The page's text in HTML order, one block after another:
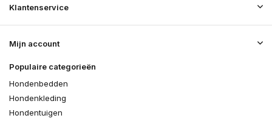
Klantenservice
Mijn account
Populaire categorieën
Hondenbedden
Hondenkleding
Hondentuigen